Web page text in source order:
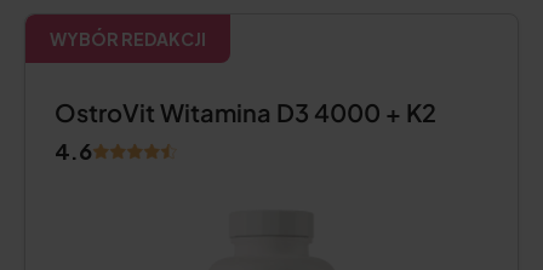
WYBÓR REDAKCJI
OstroVit Witamina D3 4000 + K2
4.6